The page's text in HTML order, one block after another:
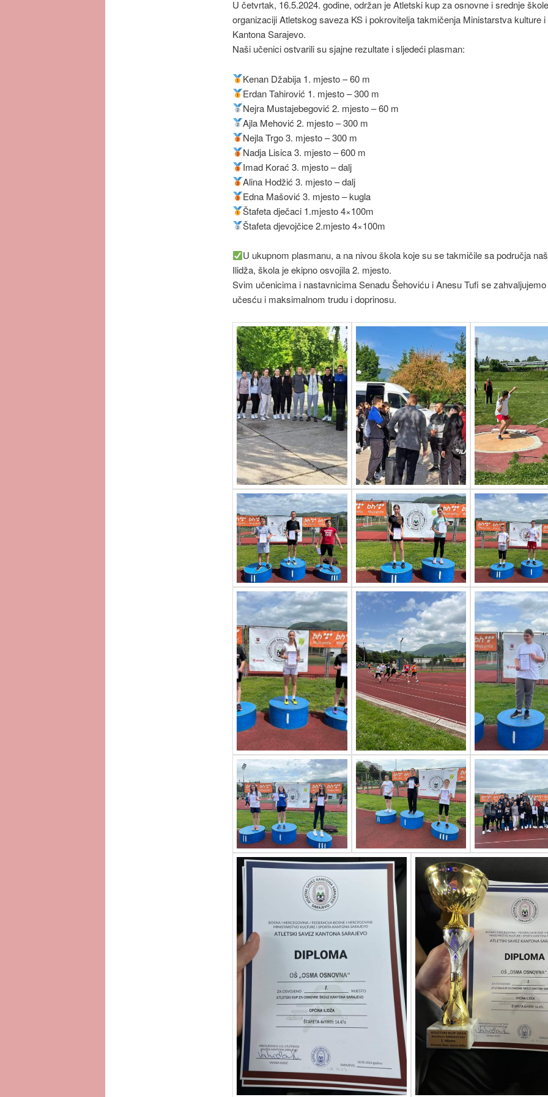
U četvrtak, 16.5.2024. godine, održan je Atletski kup za osnovne i srednje
organizaciji Atletskog saveza KS i pokrovitelja takmičenja Ministarstva kulture
Kantona Sarajevo.
Naši učenici ostvarili su sjajne rezultate i sljedeći plasman:
Kenan Džabija 1. mjesto – 60 m
Erdan Tahirović 1. mjesto – 300 m
Nejra Mustajebegović 2. mjesto – 60 m
Ajla Mehović 2. mjesto – 300 m
Nejla Trgo 3. mjesto – 300 m
Nadja Lisica 3. mjesto – 600 m
Imad Korać 3. mjesto – dalj
Alina Hodžić 3. mjesto – dalj
Edna Mašović 3. mjesto – kugla
Štafeta dječaci 1.mjesto 4×100m
Štafeta djevojčice 2.mjesto 4×100m
U ukupnom plasmanu, a na nivou škola koje su se takmičile sa područja
Ilidža, škola je ekipno osvojila 2. mjesto.
Svim učenicima i nastavnicima Senadu Šehoviću i Anesu Tufi se
učesću i maksimalnom trudu i doprinosu.